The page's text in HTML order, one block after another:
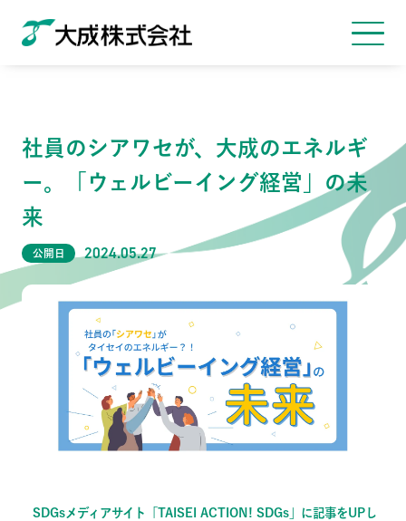
社員のシアワセが、大成のエネルギ
ー。「ウェルビーイング経営」の未
来
公開日 2024.05.27
SDGsメディアサイト「TAISEI ACTION! SDGs」に記事をUPし